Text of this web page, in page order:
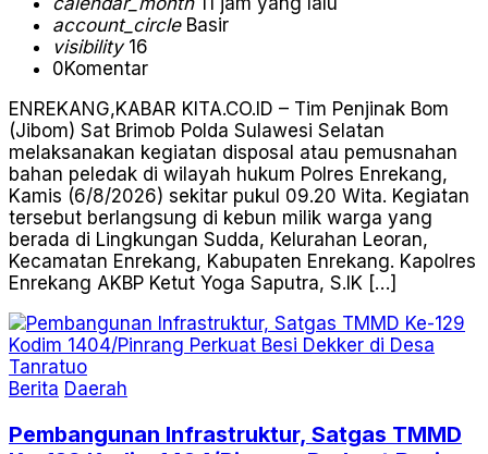
account_circleBasir
visibility16
0Komentar
ENREKANG,KABAR KITA.CO.ID – Tim Penjinak Bom
(Jibom) Sat Brimob Polda Sulawesi Selatan
melaksanakan kegiatan disposal atau pemusnahan
bahan peledak di wilayah hukum Polres Enrekang,
Kamis (6/8/2026) sekitar pukul 09.20 Wita. Kegiatan
tersebut berlangsung di kebun milik warga yang
berada di Lingkungan Sudda, Kelurahan Leoran,
Kecamatan Enrekang, Kabupaten Enrekang. Kapolres
Enrekang AKBP Ketut Yoga Saputra, S.IK […]
Berita Daerah
Pembangunan Infrastruktur, Satgas TMMD